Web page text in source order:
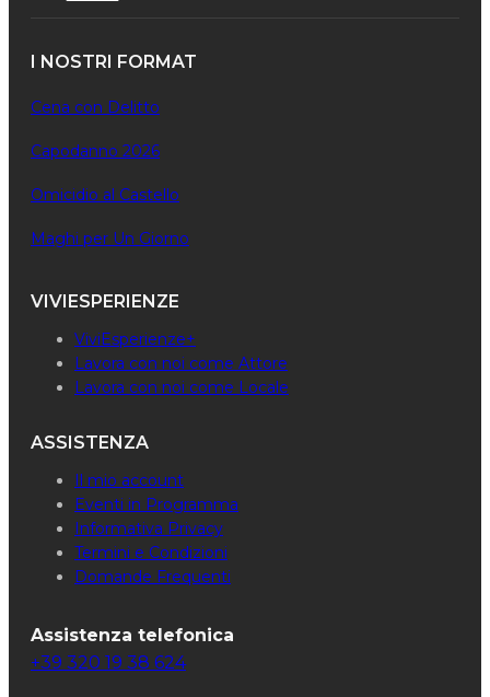
I NOSTRI FORMAT
Cena con Delitto
Capodanno 2026
Omicidio al Castello
Maghi per Un Giorno
VIVIESPERIENZE
ViviEsperienze+
Lavora con noi come Attore
Lavora con noi come Locale
ASSISTENZA
Il mio account
Eventi in Programma
Informativa Privacy
Termini e Condizioni
Domande Frequenti
Assistenza telefonica
+39 320 19 38 624